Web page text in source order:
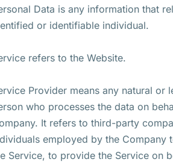
Data is any information that
or identifiable individual.
refers to the Website.
Provider means any natural or
who processes the data on
It refers to third-party
employed by the Company
Service, to provide the Service on